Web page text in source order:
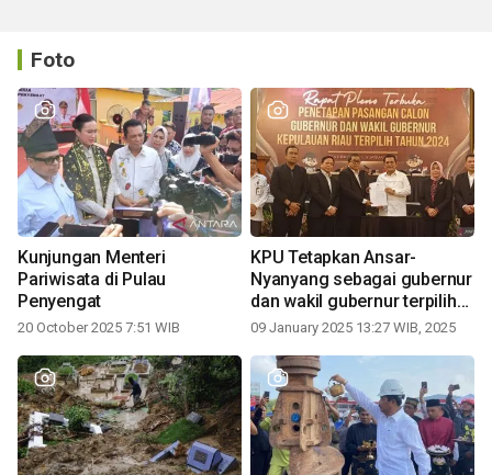
Foto
Kunjungan Menteri
Pariwisata di Pulau
Penyengat
20 October 2025 7:51 WIB
KPU Tetapkan Ansar-
Nyanyang sebagai gubernur
dan wakil gubernur terpilih
periode 2025-2030
09 January 2025 13:27 WIB, 2025